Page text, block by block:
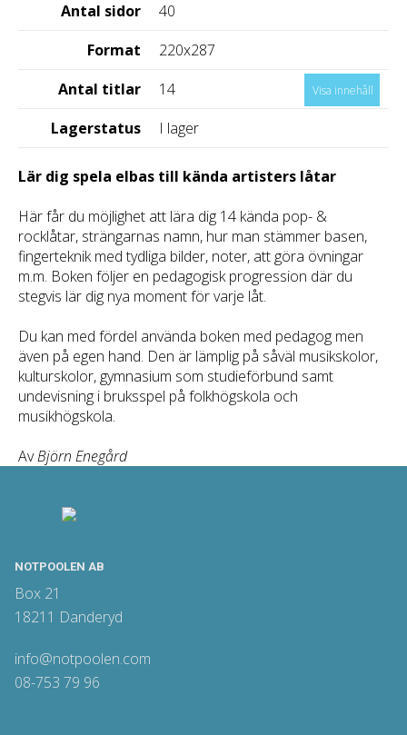
Antal sidor
40
Format
220x287
Antal titlar
14 Visa innehåll
Lagerstatus I lager
Lär dig spela elbas till kända artisters låtar
Här får du möjlighet att lära dig 14 kända pop- &
rocklåtar, strängarnas namn, hur man stämmer basen,
fingerteknik med tydliga bilder, noter, att göra övningar
m.m. Boken följer en pedagogisk progression där du
stegvis lär dig nya moment för varje låt.
Du kan med fördel använda boken med pedagog men
även på egen hand. Den är lämplig på såväl musikskolor,
kulturskolor, gymnasium som studieförbund samt
undevisning i bruksspel på folkhögskola och
musikhögskola.
AvBjörn Enegård
NOTPOOLEN AB
Box 21
18211 Danderyd
info@notpoolen.com
08-753 79 96